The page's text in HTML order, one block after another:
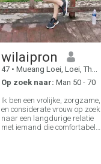
wilaipron
47 • Mueang Loei, Loei, Thailand
Op zoek naar: Man 50 - 70
Ik ben een vrolijke, zorgzame,
en considerate vrouw op zoek
naar een langdurige relatie
met iemand die comfortabel